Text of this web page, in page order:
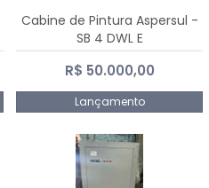
Cabine de Pintura Aspersul -
SB 4 DWL E
R$ 50.000,00
Lançamento